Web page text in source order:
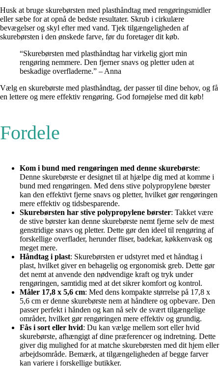
Husk at bruge skurebørsten med plasthåndtag med rengøringsmidler
eller sæbe for at opnå de bedste resultater. Skrub i cirkulære
bevægelser og skyl efter med vand. Tjek tilgængeligheden af
skurebørsten i den ønskede farve, før du foretager dit køb.
“Skurebørsten med plasthåndtag har virkelig gjort min
rengøring nemmere. Den fjerner snavs og pletter uden at
beskadige overfladerne.” – Anna
Vælg en skurebørste med plasthåndtag, der passer til dine behov, og få
en lettere og mere effektiv rengøring. God fornøjelse med dit køb!
Fordele
Kom i bund med rengøringen med denne skurebørste:
Denne skurebørste er designet til at hjælpe dig med at komme i
bund med rengøringen. Med dens stive polypropylene børster
kan den effektivt fjerne snavs og pletter, hvilket gør rengøringen
mere effektiv og tidsbesparende.
Skurebørsten har stive polypropylene børster: Takket være
de stive børster kan denne skurebørste nemt fjerne selv de mest
genstridige snavs og pletter. Dette gør den ideel til rengøring af
forskellige overflader, herunder fliser, badekar, køkkenvask og
meget mere.
Håndtag i plast: Skurebørsten er udstyret med et håndtag i
plast, hvilket giver en behagelig og ergonomisk greb. Dette gør
det nemt at anvende den nødvendige kraft og tryk under
rengøringen, samtidig med at det sikrer komfort og kontrol.
Måler 17,8 x 5,6 cm: Med dens kompakte størrelse på 17,8 x
5,6 cm er denne skurebørste nem at håndtere og opbevare. Den
passer perfekt i hånden og kan nå selv de svært tilgængelige
områder, hvilket gør rengøringen mere effektiv og grundig.
Fås i sort eller hvid: Du kan vælge mellem sort eller hvid
skurebørste, afhængigt af dine præferencer og indretning. Dette
giver dig mulighed for at matche skurebørsten med dit hjem eller
arbejdsområde. Bemærk, at tilgængeligheden af begge farver
kan variere i forskellige butikker.